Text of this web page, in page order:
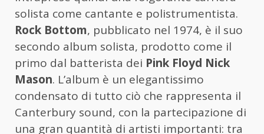
solista come cantante e polistrumentista.
Rock Bottom, pubblicato nel 1974, è il suo
secondo album solista, prodotto come il
primo dal batterista dei Pink Floyd Nick
Mason. L’album è un elegantissimo
condensato di tutto ciò che rappresenta il
Canterbury sound, con la partecipazione di
una gran quantità di artisti importanti: tra